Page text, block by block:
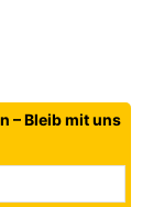
– Bleib mit uns